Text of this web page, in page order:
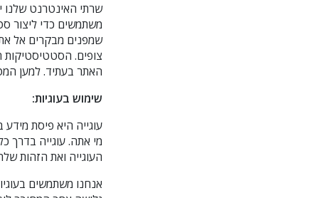
שרתי האינטרנט שלנו
משתמשים כדי ליצור
שמפנים מבקרים אל
צופים. הסטטיסטיקות
האתר בעתיד. למען
שימוש בעוגיות:
עוגייה היא פיסת
מי אתה. עוגייה בדרך
העוגייה ואת הזהות